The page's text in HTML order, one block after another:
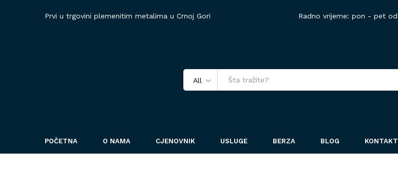
Prvi u trgovini plemenitim metalima u Crnoj Gori Radno vrijeme: pon - pet
All
POČETNA O NAMA CJENOVNIK USLUGE BERZA BLOG KONTAKT